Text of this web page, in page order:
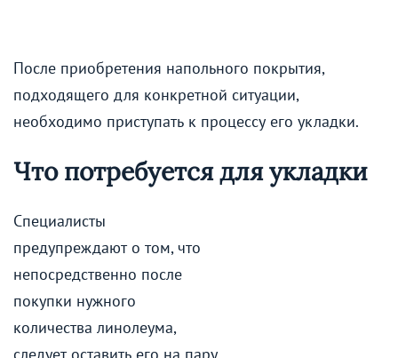
После приобретения напольного покрытия,
подходящего для конкретной ситуации,
необходимо приступать к процессу его укладки.
Что потребуется для укладки
Специалисты
предупреждают о том, что
непосредственно после
покупки нужного
количества линолеума,